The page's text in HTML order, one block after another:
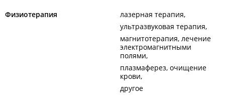
Физиотерапия
лазерная терапия
ультразвуковая терапия
магнитотерапия, лечение
электромагнитными
полями
плазмаферез, очищение
крови
другое